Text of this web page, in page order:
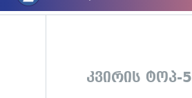
კვირის ტოპ-5